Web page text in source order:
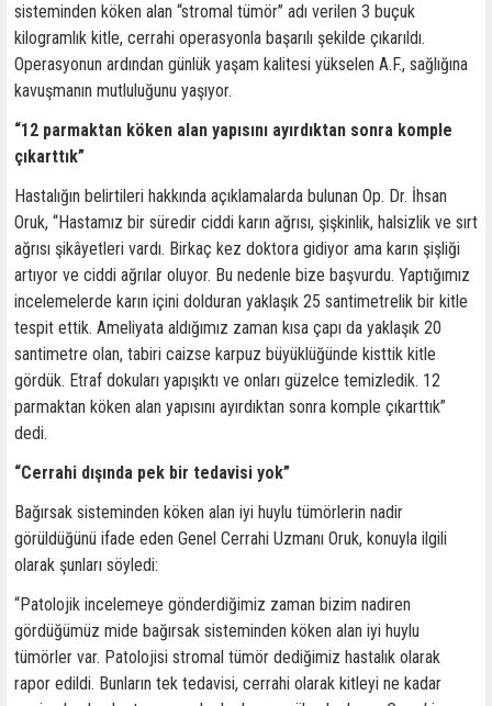
sisteminden köken alan “stromal tümör” adı verilen 3 buçuk
kilogramlık kitle, cerrahi operasyonla başarılı şekilde çıkarıldı.
Operasyonun ardından günlük yaşam kalitesi yükselen A.F., sağlığına
kavuşmanın mutluluğunu yaşıyor.
“12 parmaktan köken alan yapısını ayırdıktan sonra komple
çıkarttık”
Hastalığın belirtileri hakkında açıklamalarda bulunan Op. Dr. İhsan
Oruk, “Hastamız bir süredir ciddi karın ağrısı, şişkinlik, halsizlik ve sırt
ağrısı şikâyetleri vardı. Birkaç kez doktora gidiyor ama karın şişliği
artıyor ve ciddi ağrılar oluyor. Bu nedenle bize başvurdu. Yaptığımız
incelemelerde karın içini dolduran yaklaşık 25 santimetrelik bir kitle
tespit ettik. Ameliyata aldığımız zaman kısa çapı da yaklaşık 20
santimetre olan, tabiri caizse karpuz büyüklüğünde kisttik kitle
gördük. Etraf dokuları yapışıktı ve onları güzelce temizledik. 12
parmaktan köken alan yapısını ayırdıktan sonra komple çıkarttık”
dedi.
“Cerrahi dışında pek bir tedavisi yok”
Bağırsak sisteminden köken alan iyi huylu tümörlerin nadir
görüldüğünü ifade eden Genel Cerrahi Uzmanı Oruk, konuyla ilgili
olarak şunları söyledi:
“Patolojik incelemeye gönderdiğimiz zaman bizim nadiren
gördüğümüz mide bağırsak sisteminden köken alan iyi huylu
tümörler var. Patolojisi stromal tümör dediğimiz hastalık olarak
rapor edildi. Bunların tek tedavisi, cerrahi olarak kitleyi ne kadar